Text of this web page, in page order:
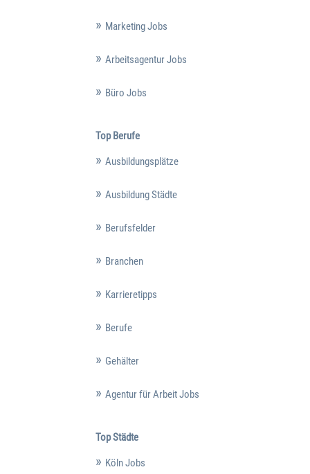
Marketing Jobs
Arbeitsagentur Jobs
Büro Jobs
Top Berufe
Ausbildungsplätze
Ausbildung Städte
Berufsfelder
Branchen
Karrieretipps
Berufe
Gehälter
Agentur für Arbeit Jobs
Top Städte
Köln Jobs